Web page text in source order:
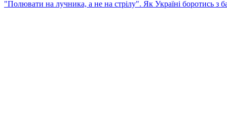
"Полювати на лучника, а не на стрілу". Як Україні боротись з